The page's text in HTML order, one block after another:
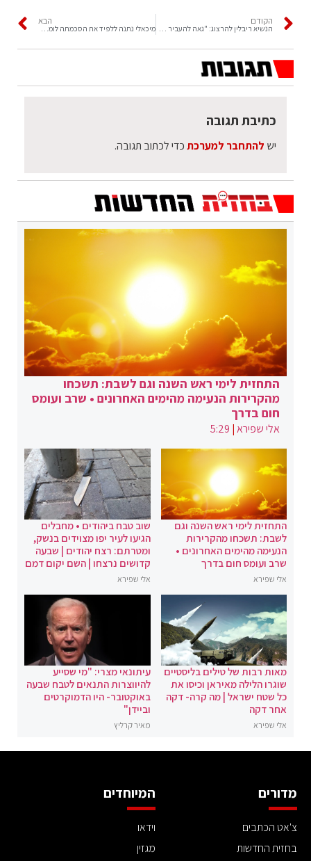
הקודם הבא
כתיבת תגובה
יש להתחבר למערכתכדי לכתוב תגובה.
התחזית לימי ראש השנה וגם לשבת: תשכחו
מהקרירות הנעימה מהימים האחרונים • שרב ועומס
חום בדרך
אלי שפירא|
5:29
התחזית לימי ראש השנה וגם
לשבת: תשכחו מהקרירות
הנעימה מהימים האחרונים •
שרב ועומס חום בדרך
אלי שפירא
שוב טבח ביהודים • מחבלים
הגיעו לעיר יפו מצוידים בנשק,
ומטרתם: רצח יהודים | שבעה
קדושים נרצחו | השם יקום דמם
אלי שפירא
מאות רבות של טילים בליסטיים
שוגרו הלילה מאיראן וכיסו את
כל שטח ישראל | מה קרה- דקה
אחר דקה
אלי שפירא
עיתונאי מצרי: "מי שסייע
להיווצרות התנאים לטבח שבעה
באוקטובר- היו הדמוקרטים
וביידן"
מאיר קרליץ
מדורים
צ'אט הכתבים
בחזית החדשות
המיוחדים
וידאו
מגזין